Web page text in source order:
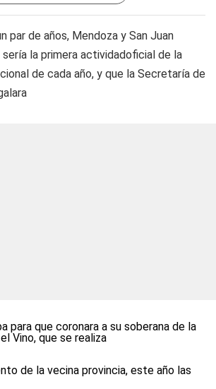
par de años, Mendoza y San Juan
la primera actividadoficial de la
de cada año, y que la Secretaría de
para que coronara a su soberana de la
Vino, que se realiza
de la vecina provincia, este año las